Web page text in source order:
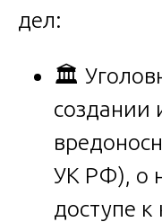
дел:
🏛️
создании
УК РФ), о
доступе